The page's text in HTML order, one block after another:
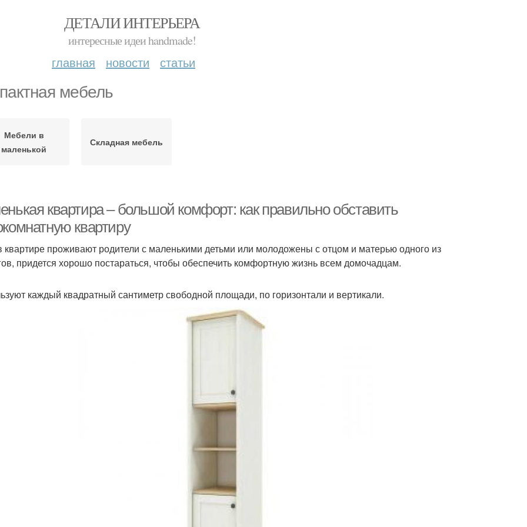
ДЕТАЛИ ИНТЕРЬЕРА
интересные идеи handmade!
главная новости статьи
мебель
Мебели в
маленькой
Складная мебель
квартира – большой комфорт: как правильно обставить
квартиру
квартире проживают родители с маленькими детьми или молодожены с отцом и матерью одного из
придется хорошо постараться, чтобы обеспечить комфортную жизнь всем домочадцам.
каждый квадратный сантиметр свободной площади, по горизонтали и вертикали.